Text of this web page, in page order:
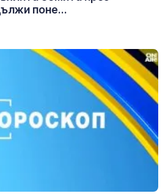
поне...